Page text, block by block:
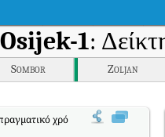
Osijek-1:
Sombor Zoljan
χρόνο (AQI) της Osijek-1.